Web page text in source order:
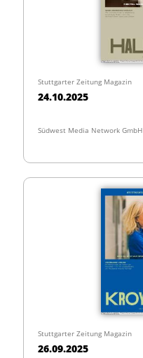
Stuttgarter Zeitung Magazin
24.10.2025
Südwest Media Network GmbH
Stuttgarter Zeitung Magazin
26.09.2025